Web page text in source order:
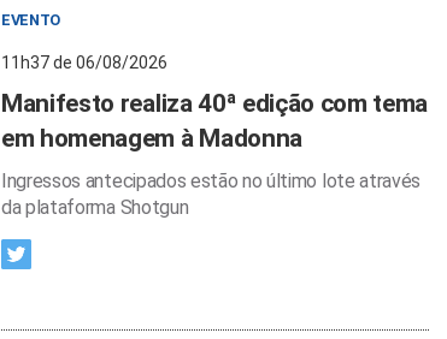
EVENTO
11h37 de 06/08/2026
Manifesto realiza 40ª edição com tema
em homenagem à Madonna
Ingressos antecipados estão no último lote através
da plataforma Shotgun